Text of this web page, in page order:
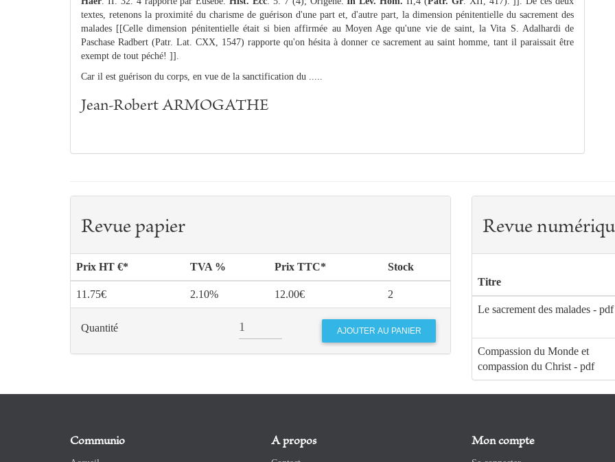
textes, retenons la proximité du charisme de guérison d'une part et, d'autre part, la dimension pénitentielle du sacrement des
malades [[Celle dimension pénitentielle était si bien affirmée au Moyen Age qu'une vie de saint, la Vita S. Adalhardi de
Paschase Radbert (Patr. Lat. CXX, 1547) rapporte qu'on hésita à donner ce sacrement au saint homme, tant il paraissait être
exempt de tout péché! ]].
Car il est guérison du corps, en vue de la sanctification du .....
Jean-Robert ARMOGATHE
Revue papier
Prix HT €* TVA % Prix TTC* Stock
11.75€ 2.10% 12.00€ 2
Quantité
Revue
Titre
Le sacrement des malades - pdf
Compassion du Monde et
compassion du Christ - pdf
Communio A propos Mon compte